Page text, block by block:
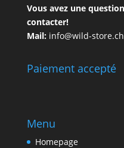
Vous avez une
contacter!
Mail:info@wild-store.ch
Paiement accepté
Menu
Homepage